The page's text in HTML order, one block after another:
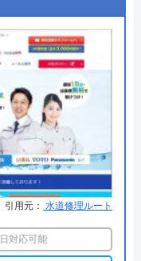
ら絶対に後悔
料
込、後日集金、
式HPでご確認ください
ディーな対応が特
引用元： 水道修理ルート
対応可能